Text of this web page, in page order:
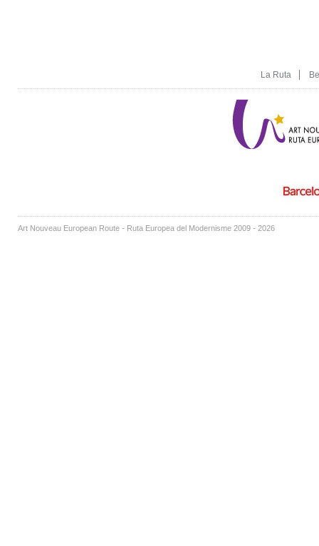
La Ruta
Art Nouveau European Route - Ruta Europea del Modernisme 2009 - 2026